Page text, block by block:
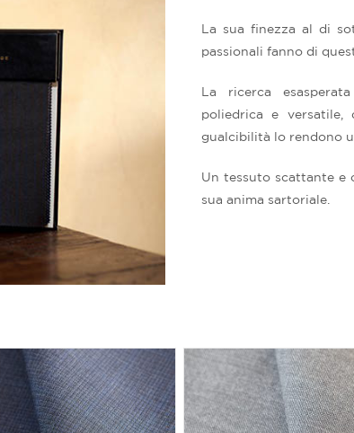
La sua finezza al di
passionali fanno di
La ricerca
poliedrica e versatile,
gualcibilità lo rendono
Un tessuto scattante e
sua anima sartoriale.